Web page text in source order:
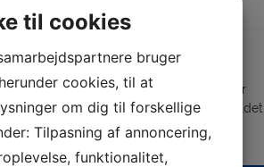
i CIF Spinning. Efter en hård rulletur
det til at julehygge lidt på lørdagsholdet
til cookies
bruger
cookies, til at
om dig til forskellige
Tilpasning af annoncering,
funktionalitet,